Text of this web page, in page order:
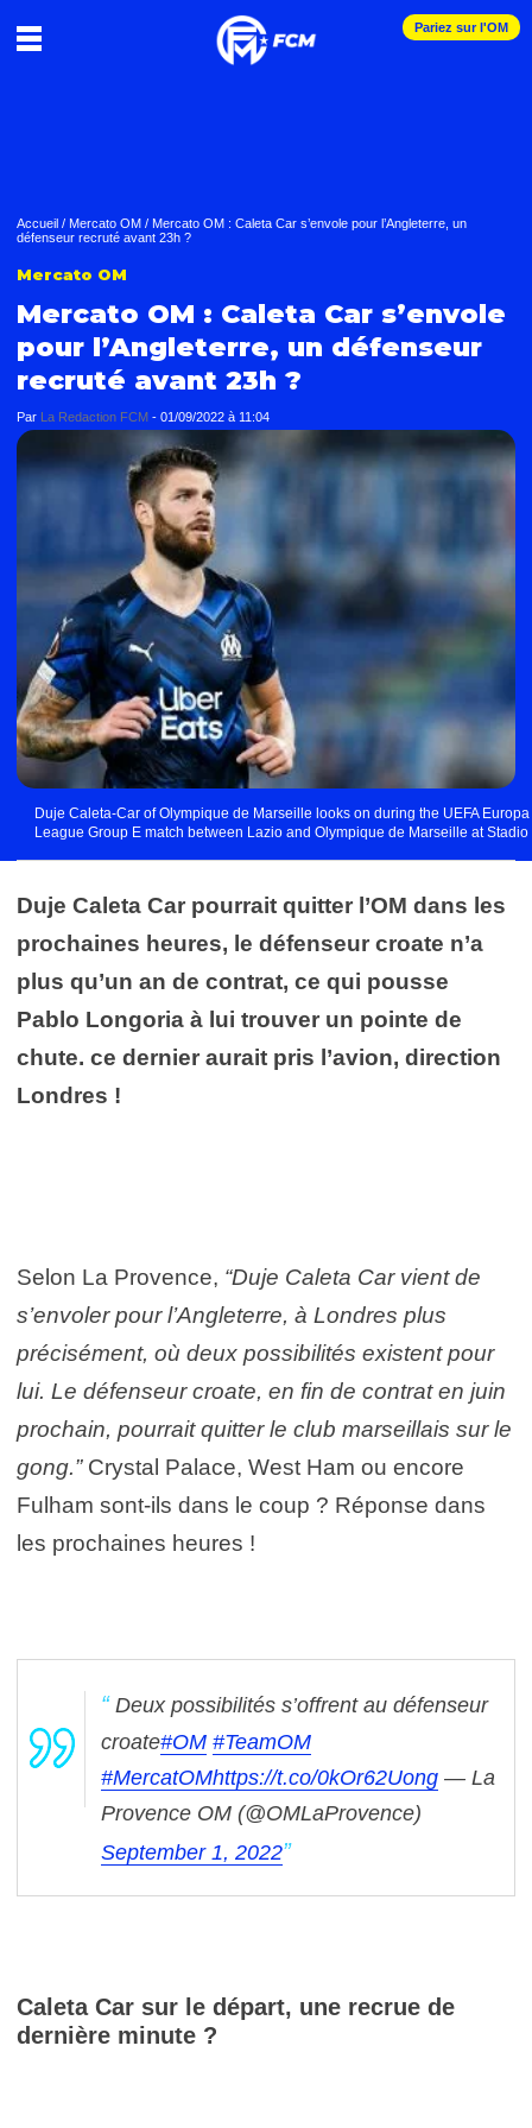
Pariez sur l'OM
Accueil / Mercato OM / Mercato OM : Caleta Car s’envole pour l’Angleterre, un
défenseur recruté avant 23h ?
Mercato OM
Mercato OM : Caleta Car s’envole
pour l’Angleterre, un défenseur
recruté avant 23h ?
Par La Redaction FCM - 01/09/2022 à 11:04
Duje Caleta-Car of Olympique de Marseille looks on during the UEFA Europa
League Group E match between Lazio and Olympique de Marseille at Stadio
Duje Caleta Car pourrait quitter l’OM dans les
prochaines heures, le défenseur croate n’a
plus qu’un an de contrat, ce qui pousse
Pablo Longoria à lui trouver un pointe de
chute. ce dernier aurait pris l’avion, direction
Londres !
Selon La Provence, “Duje Caleta Car vient de
s’envoler pour l’Angleterre, à Londres plus
précisément, où deux possibilités existent pour
lui. Le défenseur croate, en fin de contrat en juin
prochain, pourrait quitter le club marseillais sur le
gong.”Crystal Palace, West Ham ou encore
Fulham sont-ils dans le coup ? Réponse dans
les prochaines heures !
Deux possibilités s’offrent au défenseur
croate#OM #TeamOM
#MercatOMhttps://t.co/0kOr62Uong — La
Provence OM (@OMLaProvence)
September 1, 2022
Caleta Car sur le départ, une recrue de
dernière minute ?